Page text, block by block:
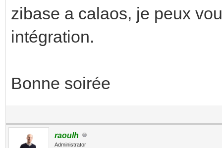
zibase a calaos, je peux
intégration.
Bonne soirée
raoulh
Administrator